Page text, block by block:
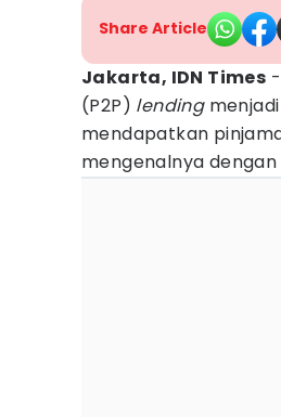
Share Article
Jakarta, IDN Times
(P2P) lending
mendapatkan
mengenalnya